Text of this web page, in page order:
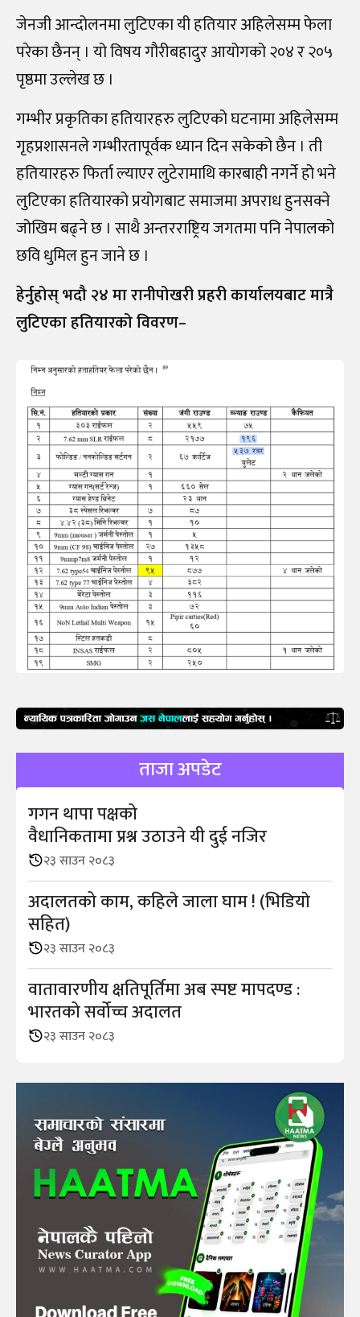
जेनजी आन्दोलनमा लुटिएका यी हतियार अहिलेसम्म फेला
परेका छैनन् । यो विषय गौरीबहादुर आयोगको २०४ र २०५
पृष्ठमा उल्लेख छ ।
गम्भीर प्रकृतिका हतियारहरु लुटिएको घटनामा अहिलेसम्म
गृहप्रशासनले गम्भीरतापूर्वक ध्यान दिन सकेको छैन । ती
हतियारहरु फिर्ता ल्याएर लुटेरामाथि कारबाही नगर्ने हो भने
लुटिएका हतियारको प्रयोगबाट समाजमा अपराध हुनसक्ने
जोखिम बढ्ने छ । साथै अन्तरराष्ट्रिय जगतमा पनि नेपालको
छवि धुमिल हुन जाने छ ।
हेर्नुहोस् भदौ २४ मा रानीपोखरी प्रहरी कार्यालयबाट मात्रै
लुटिएका हतियारको विवरण–
ताजा अपडेट
गगन थापा पक्षको
वैधानिकतामा प्रश्न उठाउने यी दुई नजिर
२३ साउन २०८३
अदालतको काम, कहिले जाला घाम ! (भिडियाे
सहित)
२३ साउन २०८३
वातावारणीय क्षतिपूर्तिमा अब स्पष्ट मापदण्ड :
भारतको सर्वोच्च अदालत
२३ साउन २०८३